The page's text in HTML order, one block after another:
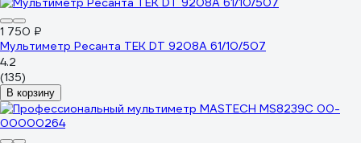
1 750 ₽
Мультиметр Ресанта ТЕК DT 9208A 61/10/507
4.2
(135)
В корзину